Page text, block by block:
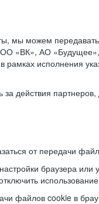
мы можем
«ВК», АО
рамках исполнения
за действия
от передачи
браузера или
файлов cookie в